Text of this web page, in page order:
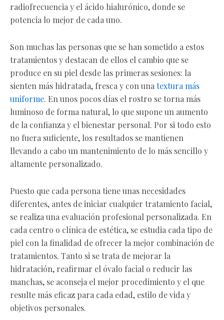
radiofrecuencia y el ácido hialurónico, donde se
potencia lo mejor de cada uno.
Son muchas las personas que se han sometido a estos
tratamientos y destacan de ellos el cambio que se
produce en su piel desde las primeras sesiones: la
sienten más hidratada, fresca y con una textura más
uniforme. En unos pocos días el rostro se torna más
luminoso de forma natural, lo que supone un aumento
de la confianza y el bienestar personal. Por si todo esto
no fuera suficiente, los resultados se mantienen
llevando a cabo un mantenimiento de lo más sencillo y
altamente personalizado.
Puesto que cada persona tiene unas necesidades
diferentes, antes de iniciar cualquier tratamiento facial,
se realiza una evaluación profesional personalizada. En
cada centro o clínica de estética, se estudia cada tipo de
piel con la finalidad de ofrecer la mejor combinación de
tratamientos. Tanto si se trata de mejorar la
hidratación, reafirmar el óvalo facial o reducir las
manchas, se aconseja el mejor procedimiento y el que
resulte más eficaz para cada edad, estilo de vida y
objetivos personales.